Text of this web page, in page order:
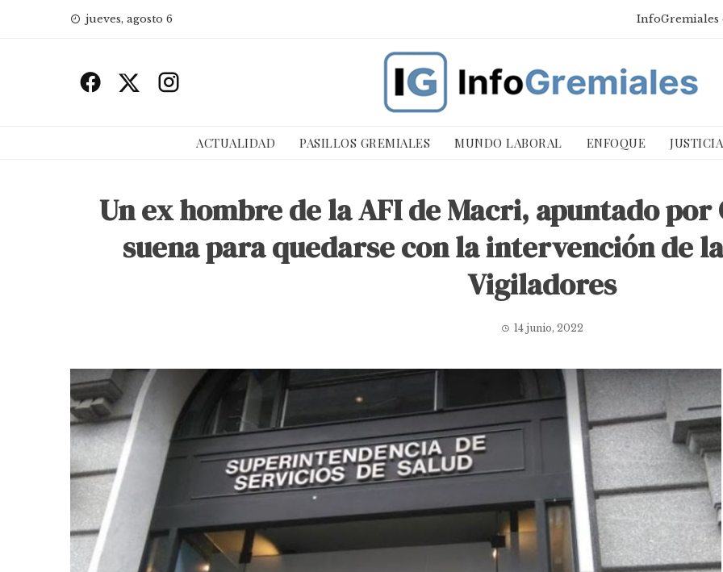
jueves, agosto 6 InfoGremiales
ACTUALIDAD PASILLOS GREMIALES MUNDO LABORAL ENFOQUE
Un ex hombre de la AFI de Macri, apuntado por
suena para quedarse con la intervención de
Vigiladores
14 junio, 2022